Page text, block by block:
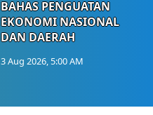
BAHAS PENGUATAN
EKONOMI NASIONAL
DAN DAERAH
3 Aug 2026, 5:00 AM